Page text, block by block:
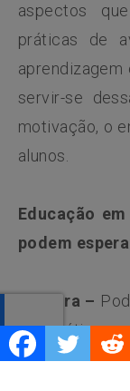
aspectos
práticas de
servir-se
motivação, o
alunos.
Educação
podem
Ventura –
pragmática,
professor e